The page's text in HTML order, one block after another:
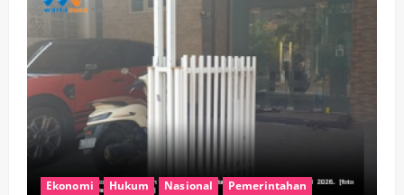
Ekonomi Hukum Nasional Pemerintahan